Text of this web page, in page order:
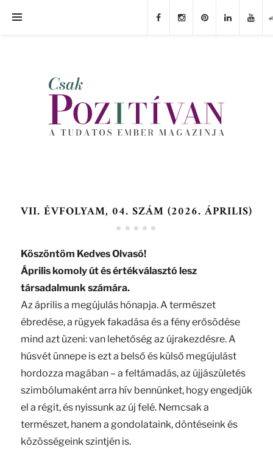
VII. ÉVFOLYAM, 04. SZÁM (2026. ÁPRILIS)
Köszöntöm Kedves Olvasó!
Április komoly út és értékválasztó lesz
társadalmunk számára.
Az április a megújulás hónapja. A természet
ébredése, a rügyek fakadása és a fény erősödése
mind azt üzeni: van lehetőség az újrakezdésre. A
húsvét ünnepe is ezt a belső és külső megújulást
hordozza magában – a feltámadás, az újjászületés
szimbólumaként arra hív bennünket, hogy engedjük
el a régit, és nyissunk az új felé. Nemcsak a
természet, hanem a gondolataink, döntéseink és
közösségeink szintjén is.